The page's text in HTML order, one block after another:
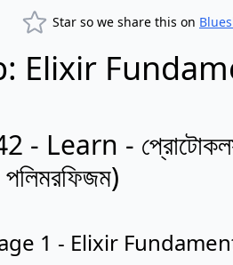
Star so we share this on
Elixir
- Learn -
1 - Elixir